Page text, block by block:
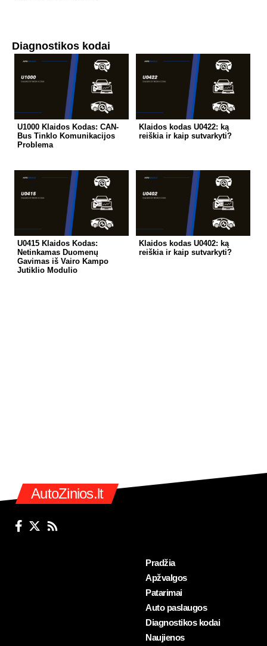
Diagnostikos kodai
U1000 Klaidos Kodas: CAN-
Bus Tinklo Komunikacijos
Problema
Klaidos kodas U0422: ką
reiškia ir kaip sutvarkyti?
U0415 Klaidos Kodas:
Netinkamas Duomenų
Gavimas iš Vairo Kampo
Jutiklio Modulio
Klaidos kodas U0402: ką
reiškia ir kaip sutvarkyti?
AutoZinios.lt
Pradžia
Apžvalgos
Patarimai
Auto paslaugos
Diagnostikos kodai
Naujienos